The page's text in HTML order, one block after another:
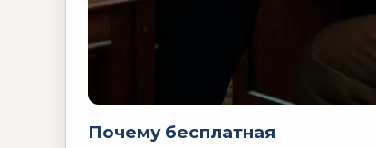
Почему бесплатная